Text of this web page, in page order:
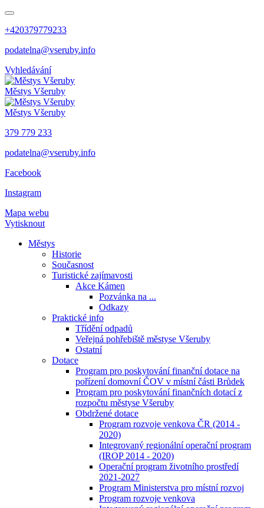
+420379779233
podatelna@vseruby.info
Vyhledávání
Městys Všeruby
Městys Všeruby
379 779 233
podatelna@vseruby.info
Facebook
Instagram
Mapa webu
Vytisknout
Městys
Historie
Současnost
Turistické zajímavosti
Akce Kámen
Pozvánka na ...
Odkazy
Praktické info
Třídění odpadů
Veřejná pohřebiště městyse Všeruby
Ostatní
Dotace
Program pro poskytování finanční dotace na
pořízení domovní ČOV v místní části Brůdek
Program pro poskytování finančních dotací z
rozpočtu městyse Všeruby
Obdržené dotace
Program rozvoje venkova ČR (2014 -
2020)
Integrovaný regionální operační program
(IROP 2014 - 2020)
Operační program životního prostředí
2021-2027
Program Ministerstva pro místní rozvoj
Program rozvoje venkova